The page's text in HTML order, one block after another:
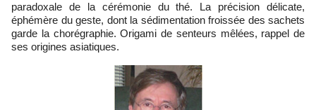
paradoxale de la cérémonie du thé. La précision délicate,
éphémère du geste, dont la sédimentation froissée des sachets
garde la chorégraphie. Origami de senteurs mêlées, rappel de
ses origines asiatiques.